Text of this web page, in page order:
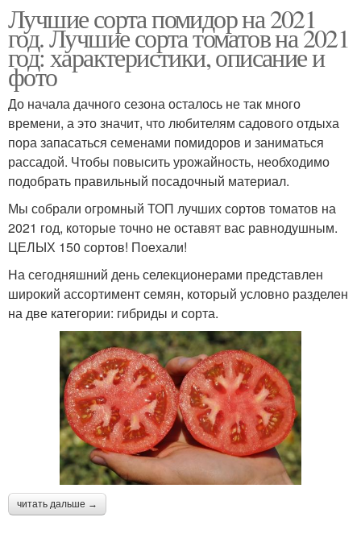
Лучшие сорта помидор на 2021
год. Лучшие сорта томатов на 2021
год: характеристики, описание и
фото
До начала дачного сезона осталось не так много
времени, а это значит, что любителям садового отдыха
пора запасаться семенами помидоров и заниматься
рассадой. Чтобы повысить урожайность, необходимо
подобрать правильный посадочный материал.
Мы собрали огромный ТОП лучших сортов томатов на
2021 год, которые точно не оставят вас равнодушным.
ЦЕЛЫХ 150 сортов! Поехали!
На сегодняшний день селекционерами представлен
широкий ассортимент семян, который условно разделен
на две категории: гибриды и сорта.
читать дальше →